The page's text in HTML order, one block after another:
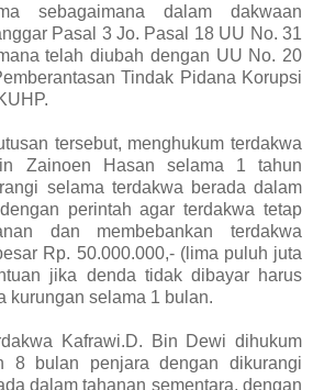
sebagaimana dalam dakwaan
Pasal 3 Jo. Pasal 18 UU No. 31
telah diubah dengan UU No. 20
Tindak Pidana Korupsi
tersebut, menghukum terdakwa
Zainoen Hasan selama 1 tahun
selama terdakwa berada dalam
perintah agar terdakwa tetap
dan membebankan terdakwa
Rp. 50.000.000,- (lima puluh juta
jika denda tidak dibayar harus
kurungan selama 1 bulan.
Kafrawi.D. Bin Dewi dihukum
8 bulan penjara dengan dikurangi
dalam tahanan sementara, dengan